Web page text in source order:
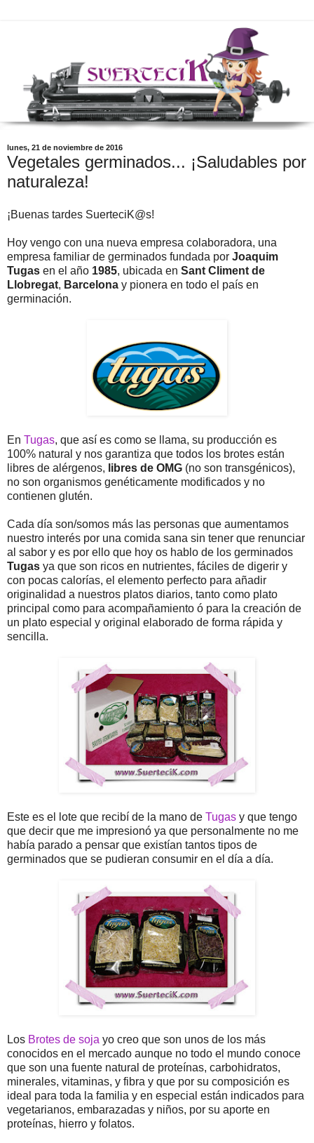
lunes, 21 de noviembre de 2016
Vegetales germinados... ¡Saludables por
naturaleza!
¡Buenas tardes SuerteciK@s!
Hoy vengo con una nueva empresa colaboradora, una
empresa familiar de germinados fundada por Joaquim
Tugas en el año 1985, ubicada en Sant Climent de
Llobregat, Barcelona y pionera en todo el país en
germinación.
En Tugas, que así es como se llama, su producción es
100% natural y nos garantiza que todos los brotes están
libres de alérgenos, libres de OMG (no son transgénicos),
no son organismos genéticamente modificados y no
contienen glutén.
Cada día son/somos más las personas que aumentamos
nuestro interés por una comida sana sin tener que renunciar
al sabor y es por ello que hoy os hablo de los germinados
Tugas ya que son ricos en nutrientes, fáciles de digerir y
con pocas calorías, el elemento perfecto para añadir
originalidad a nuestros platos diarios, tanto como plato
principal como para acompañamiento ó para la creación de
un plato especial y original elaborado de forma rápida y
sencilla.
Este es el lote que recibí de la mano de Tugas y que tengo
que decir que me impresionó ya que personalmente no me
había parado a pensar que existían tantos tipos de
germinados que se pudieran consumir en el día a día.
Los Brotes de soja yo creo que son unos de los más
conocidos en el mercado aunque no todo el mundo conoce
que son una fuente natural de proteínas, carbohidratos,
minerales, vitaminas, y fibra y que por su composición es
ideal para toda la familia y en especial están indicados para
vegetarianos, embarazadas y niños, por su aporte en
proteínas, hierro y folatos.